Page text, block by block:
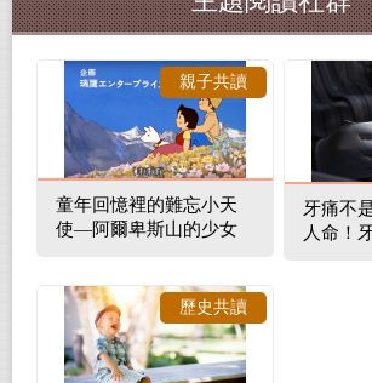
童年回憶裡的難忘小天
使—阿爾卑斯山的少女
親子共讀
牙痛不
人命！
歷史共讀